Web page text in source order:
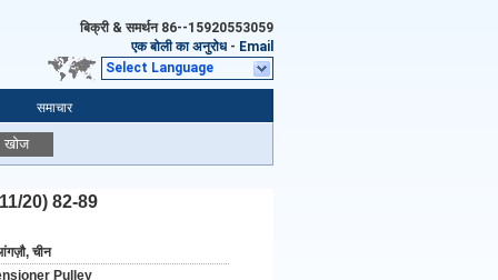
बिक्री & समर्थन 86--15920553059
एक बोली का अनुरोध - Email
Select Language
समाचार
खोज
11/20) 82-89
चीन
Pulley